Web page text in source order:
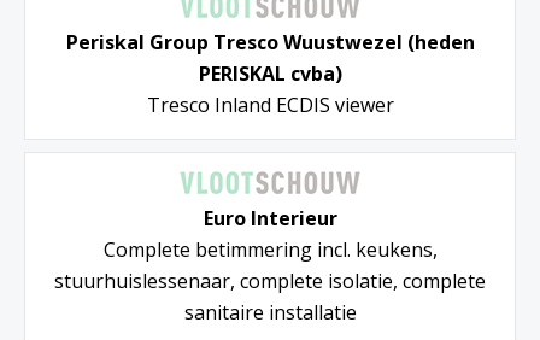
Periskal Group Tresco Wuustwezel (heden
PERISKAL cvba)
Tresco Inland ECDIS viewer
Euro Interieur
Complete betimmering incl. keukens,
stuurhuislessenaar, complete isolatie, complete
sanitaire installatie